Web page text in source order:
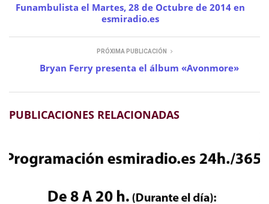
Funambulista el Martes, 28 de Octubre de 2014 en
esmiradio.es
PRÓXIMA PUBLICACIÓN
Bryan Ferry presenta el álbum «Avonmore»
PUBLICACIONES RELACIONADAS